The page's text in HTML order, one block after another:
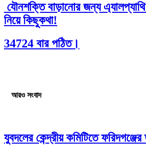
যৌনশক্তি বাড়ানোর জন্য
নিয়ে কিছুকথা!
34724 বার পঠিত।
আরও সংবাদ
যুবদলের কেন্দ্রীয় কমিটিতে